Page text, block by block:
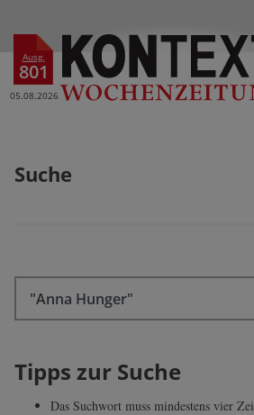
Ausg.
801
05.08.2026
Suche
Tipps zur Suche
Das Suchwort muss mindestens vier